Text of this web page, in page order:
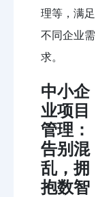
理等，满足
不同企业需
求。
中小企
业项目
管理：
告别混
乱，拥
抱数智